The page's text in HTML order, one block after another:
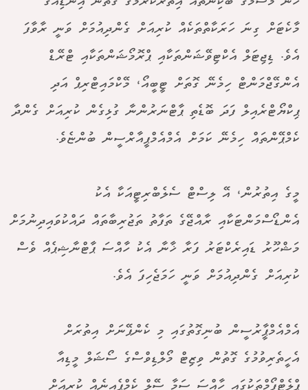
މާކެޓަށް ގިނަ ހަރަކާތްތަކެއް ކުރިއަށް ގެންދިއުމަށް ވަނީ ރާވާފަ
އެވެ. ޑިޖިޓަލް އެކްޓިވޭޝަންތަކާއި ޕްރޮމޯޝަންތަކާއި ޓްރޭޑް
އެންގޭޖްމަންޓް ހިމެނޭ ގޮތަށް ޓީބީއޯ، މޭކްމައިޓްރިޕް އަދި
ޕިކްޔޯޓްރެއިލް ފަދަ ބޮޑެތި ޕާޓްނަރުންނާ ގުޅިގެން ކުރިއަށް ގެންދާ
ކެމްޕޭންތައް ހިމެނޭ ކަމަށް އެމްއެމްޕީއާރްސީން ބުންޏެވެ.
މީގެ އިތުރުން، އޭ ލިސްޓް ސެލެބްރިޓީއަކާ އެކު
އެންޑޯސްމަންޓަކާއި ރާއްޖޭގެ ތަފާތު ތަޖުރިބާތައް ދައްކުވައިދިނުމަށް
މަޝްހޫރު ޑައިރެކްޓަރު ފަރާ ޚާނާ އެކު ހާއްސަ ޕާޓްނާޝިޕެއް ވެސް
ކުރިއަށް ގެންދިއުމަށް ވަނީ ހަމަޖެހިފަ އެވެ.
އެމްއެމްޕީާރުސީން ބުނިގޮތުގައި މި ކެންޕޭނަށް އިތުރަށް
އެހީތެރިވުމުގެ ގޮތުން ވިޒިޓް މޯލްޑިވްސްގެ ސޯޝަލް މީޑިއާ